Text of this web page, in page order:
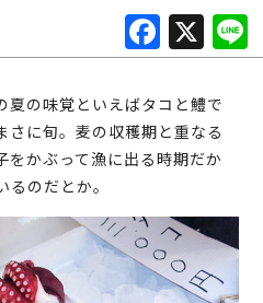
F
a
c
e
b
o
o
k
X
夏の味覚といえばタコと鱧で
に旬。麦の収穫期と重なる
をかぶって漁に出る時期だか
のだとか。